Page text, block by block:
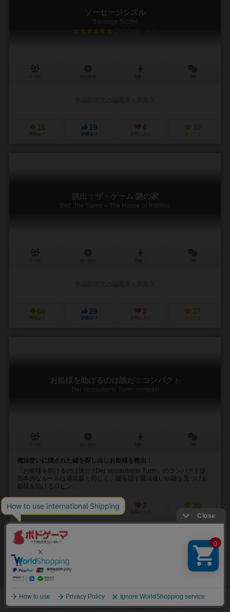
ソーセージシズル
Sausage Sizzle!
6.2
15
興味あり
19
経験あり
4
お気に入り
10
持ってる
脱出：ザ・ゲーム 謎の家
Exit: The Game – The House of Riddles
68
興味あり
29
経験あり
3
お気に入り
37
持ってる
お姫様を助けるのは誰だ：コンパクト
Der verzauberte Turm: compact
魔法使いに隠された鍵を探し出しお姫様を救出！
「お姫様を助けるのは誰だ / Der verzauberte Turm」のコンパクト版。
基本的なルールは通常版と同じく、鍵を隠す魔法使いvs鍵を見つけお
姫様を助けるロビン...
6 15 3
お気に入り
20